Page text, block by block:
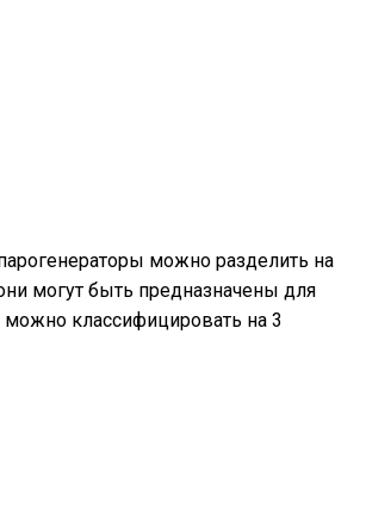
можно разделить на
могут быть предназначены для
можно классифицировать на 3